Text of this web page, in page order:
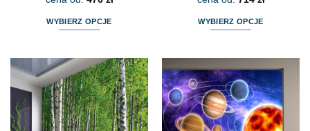
WYBIERZ OPCJE
ma
wiele
wariantów.
Opcje
można
WYBIERZ OPCJE
ma
wiele
wariantów.
Opcje
można